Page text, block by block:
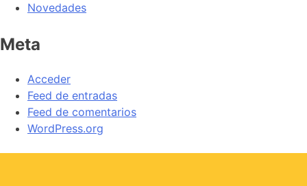
Novedades
Meta
Acceder
Feed de entradas
Feed de comentarios
WordPress.org